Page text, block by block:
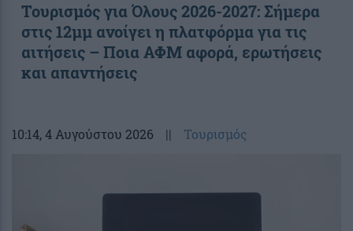
Τουρισμός για Όλους 2026-2027: Σήμερα
στις 12μμ ανοίγει η πλατφόρμα για τις
αιτήσεις – Ποια ΑΦΜ αφορά, ερωτήσεις
και απαντήσεις
10:14, 4 Αυγούστου 2026 || Τουρισμός